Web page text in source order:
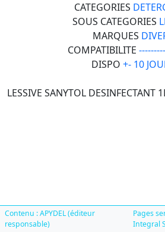
CATEGORIES
SOUS CATEGORIES
MARQUES
COMPATIBILITE
DISPO +- 10
LESSIVE SANYTOL DESINFECTANT
Contenu : APYDEL (éditeur
responsable)
Pages
Integral